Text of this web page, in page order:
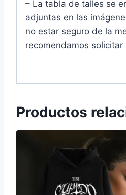
– La tabla de talles se
adjuntas en las
no estar seguro de la
recomendamos solicitar
Productos